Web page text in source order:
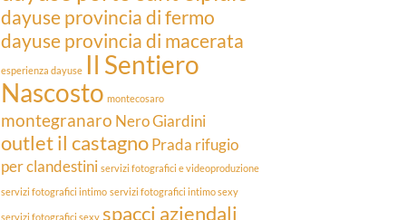
dayuse provincia di fermo
dayuse provincia di macerata
esperienza dayuse Il Sentiero
Nascosto montecosaro
montegranaro Nero Giardini
outlet il castagnoPrada rifugio
per clandestini servizi fotografici e videoproduzione
servizi fotografici intimo servizi fotografici intimo sexy
servizi fotografici sexy spacci aziendali